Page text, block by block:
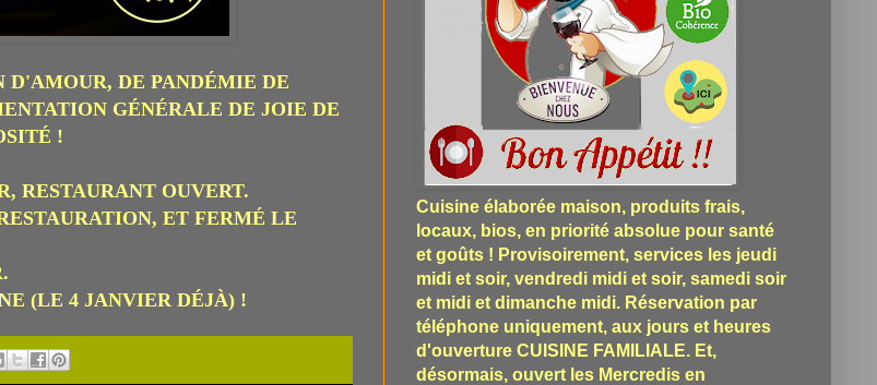
D'AMOUR, DE PANDÉMIE DE
GÉNÉRALE DE JOIE DE
!
RESTAURANT OUVERT.
ET FERMÉ LE
(LE 4 JANVIER DÉJÀ) !
Cuisine élaborée maison, produits frais,
locaux, bios, en priorité absolue pour santé
et goûts ! Provisoirement, services les jeudi
midi et soir, vendredi midi et soir, samedi soir
et midi et dimanche midi. Réservation par
téléphone uniquement, aux jours et heures
d'ouverture CUISINE FAMILIALE. Et,
désormais, ouvert les Mercredis en